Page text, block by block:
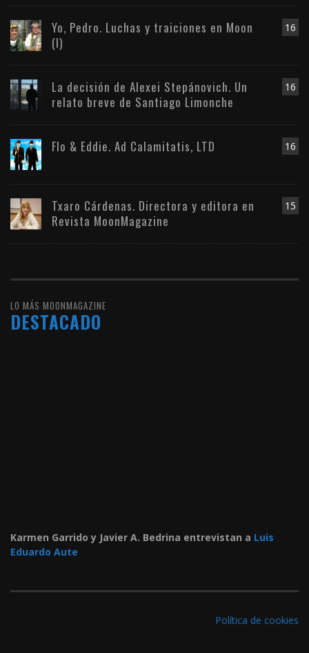
16
Yo, Pedro. Luchas y traiciones en Moon
(I)
16
La decisión de Alexei Stepánovich. Un
relato breve de Santiago Limonche
16
Flo & Eddie. Ad Calamitatis, LTD
15
Txaro Cárdenas. Directora y editora en
Revista MoonMagazine
LO MÁS MOONMAGAZINE
DESTACADO
Karmen Garrido y Javier A. Bedrina entrevistan a Luis
Eduardo Aute
Política de cookies